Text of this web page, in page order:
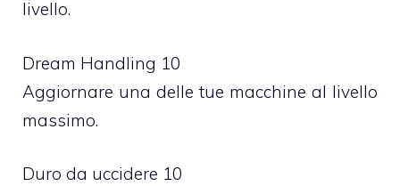
livello.
Dream Handling 10
Aggiornare una delle tue macchine al livello
massimo.
Duro da uccidere 10